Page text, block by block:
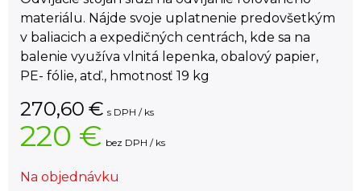
materiálu. Nájde svoje uplatnenie predovšetkým
v baliacich a expedičných centrách, kde sa na
balenie využíva vlnitá lepenka, obalový papier,
PE- fólie, atď., hmotnosť 19 kg
270,60 € s DPH / ks
220 € bez DPH / ks
Na objednávku